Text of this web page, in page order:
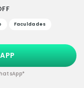
Faculdades